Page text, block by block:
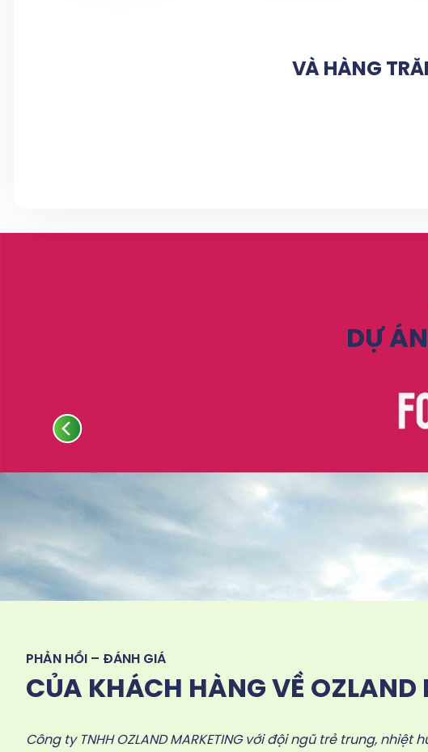
VÀ HÀNG
DỰ
PHẢN HỒI – ĐÁNH GIÁ
CỦA KHÁCH HÀNG VỀ OZLAND
Công ty TNHH OZLAND MARKETING với đội ngũ trẻ trung,